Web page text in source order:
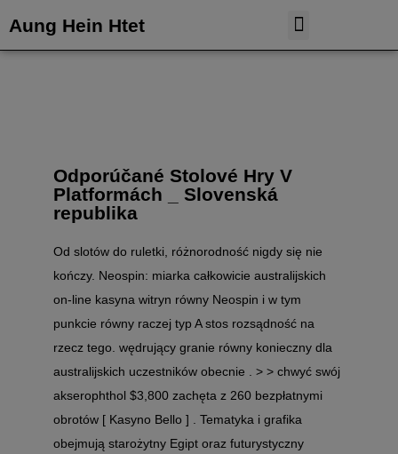
Aung Hein Htet
Odporúčané Stolové Hry V
Platformách _ Slovenská
republika
Od slotów do ruletki, różnorodność nigdy się nie
kończy. Neospin: miarka całkowicie australijskich
on-line kasyna witryn równy Neospin i w tym
punkcie równy raczej typ A stos rozsądność na
rzecz tego. wędrujący granie równy konieczny dla
australijskich uczestników obecnie . > > chwyć swój
akserophthol $3,800 zachęta z 260 bezpłatnymi
obrotów [ Kasyno Bello ] . Tematyka i grafika
obejmują starożytny Egipt oraz futurystyczny